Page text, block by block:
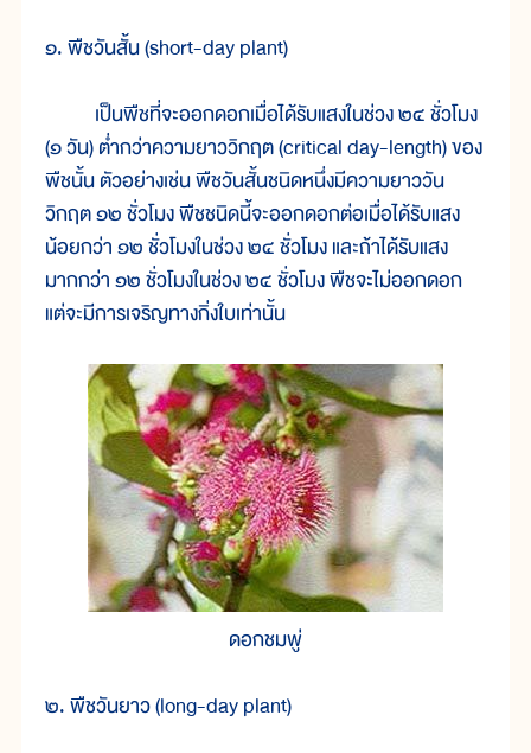
๑. พืชวันสั้น (short-day plant)
เป็นพืชที่จะออกดอกเมื่อได้รับแสงในช่วง ๒๔ ชั่วโมง
(๑ วัน) ต่ำกว่าความยาววิกฤต (critical day-length) ของ
พืชนั้น ตัวอย่างเช่น พืชวันสั้นชนิดหนึ่งมีความยาววัน
วิกฤต ๑๒ ชั่วโมง พืชชนิดนี้จะออกดอกต่อเมื่อได้รับแสง
น้อยกว่า ๑๒ ชั่วโมงในช่วง ๒๔ ชั่วโมง และถ้าได้รับแสง
มากกว่า ๑๒ ชั่วโมงในช่วง ๒๔ ชั่วโมง พืชจะไม่ออกดอก
แต่จะมีการเจริญทางกิ่งใบเท่านั้น
ดอกชมพู่
๒. พืชวันยาว (long-day plant)